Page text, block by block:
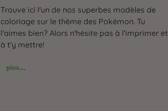
Trouve ici l'un de nos superbes modèles de
coloriage sur le thème des Pokémon. Tu
l'aimes bien? Alors n'hésite pas à l'imprimer et
à t'y mettre!
plus...